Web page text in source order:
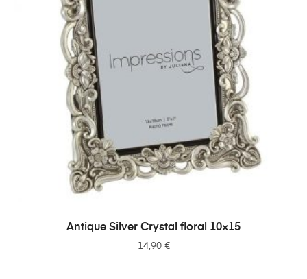
ADICIONAR
Antique Silver Crystal floral 10×15
14,90 €